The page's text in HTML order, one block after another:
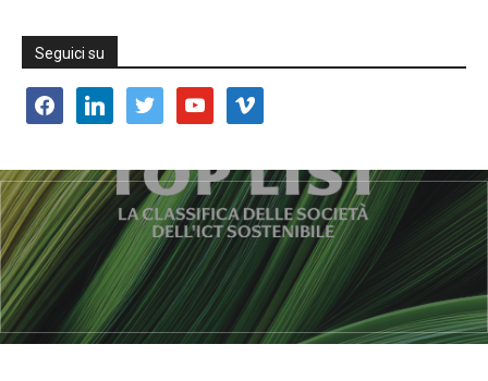
Seguici su
facebooklinkedin twitter youtube vimeo